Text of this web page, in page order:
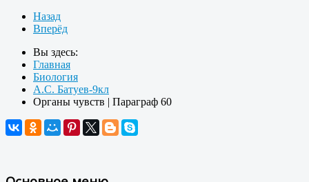
Назад
Вперёд
Вы здесь:
Главная
Биология
А.С. Батуев-9кл
Органы чувств | Параграф 60